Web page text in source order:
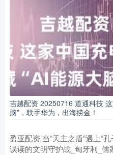
吉越配资 20250716 道通科技
脑”，联手华为，出海捞金！
盈亚配资 当“天主之盾”遇上“
误读的文明守护战_匈牙利_儒